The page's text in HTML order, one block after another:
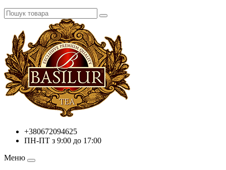
+380672094625
ПН-ПТ з 9:00 до 17:00
Меню